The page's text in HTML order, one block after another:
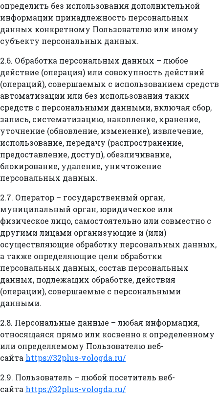
определить без использования дополнительной
информации принадлежность персональных
данных конкретному Пользователю или иному
субъекту персональных данных.
2.6. Обработка персональных данных – любое
действие (операция) или совокупность действий
(операций), совершаемых с использованием средств
автоматизации или без использования таких
средств с персональными данными, включая сбор,
запись, систематизацию, накопление, хранение,
уточнение (обновление, изменение), извлечение,
использование, передачу (распространение,
предоставление, доступ), обезличивание,
блокирование, удаление, уничтожение
персональных данных.
2.7. Оператор – государственный орган,
муниципальный орган, юридическое или
физическое лицо, самостоятельно или совместно с
другими лицами организующие и (или)
осуществляющие обработку персональных данных,
а также определяющие цели обработки
персональных данных, состав персональных
данных, подлежащих обработке, действия
(операции), совершаемые с персональными
данными.
2.8. Персональные данные – любая информация,
относящаяся прямо или косвенно к определенному
или определяемому Пользователю веб-
сайта https://32plus-vologda.ru/
2.9. Пользователь – любой посетитель веб-
сайта https://32plus-vologda.ru/